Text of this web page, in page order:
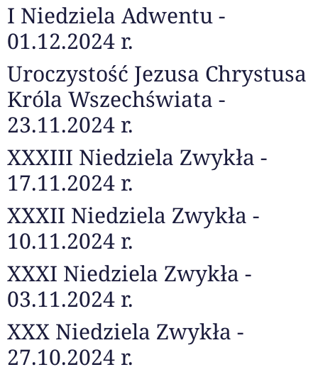
I Niedziela Adwentu -
01.12.2024 r.
Uroczystość Jezusa Chrystusa
Króla Wszechświata -
23.11.2024 r.
XXXIII Niedziela Zwykła -
17.11.2024 r.
XXXII Niedziela Zwykła -
10.11.2024 r.
XXXI Niedziela Zwykła -
03.11.2024 r.
XXX Niedziela Zwykła -
27.10.2024 r.